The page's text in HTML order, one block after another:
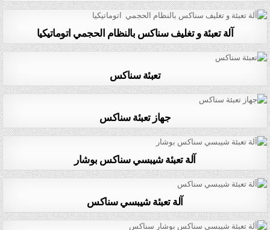
آلة تعبئة و تغليف سناكس بالنظام الحجمي اتوماتيكيا
تعبئة سناكس
جهاز تعبئة سناكس
آلة تعبئة شيبسي سناكس بوشار
آلة تعبئة شيبسي سناكس